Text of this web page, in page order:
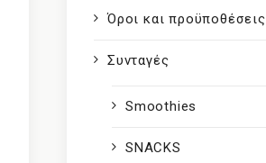
Όροι και προϋποθέσεις
Συνταγές
Smoothies
SNACKS